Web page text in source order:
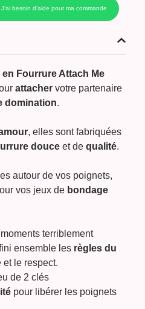
J’ai besoin d’aide pour ma commande
en Fourrure Attach Me
attacher votre partenaire
domination.
, elles sont fabriquées
douce et dequalité.
autour de vos poignets,
vos jeux de bondage
terriblement
ensemble les règles du
le respect.
de 2 clés
pour libérer les poignets